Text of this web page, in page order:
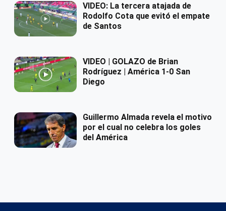
VIDEO: La tercera atajada de
Rodolfo Cota que evitó el empate
de Santos
VIDEO | GOLAZO de Brian
Rodríguez | América 1-0 San
Diego
Guillermo Almada revela el motivo
por el cual no celebra los goles
del América